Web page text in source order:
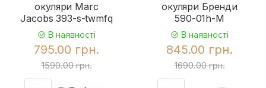
окуляри Marc
Jacobs 393-s-twmfq
В наявності
795.00 грн.
1590.00 грн.
окуляри Бренди
590-01h-M
В наявності
845.00 грн.
1690.00 грн.